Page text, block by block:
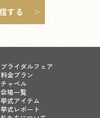
ブライダルフェア
料金プラン
チャペル
会場一覧
挙式アイテム
挙式レポート